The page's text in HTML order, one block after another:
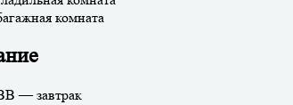
комната
— завтрак